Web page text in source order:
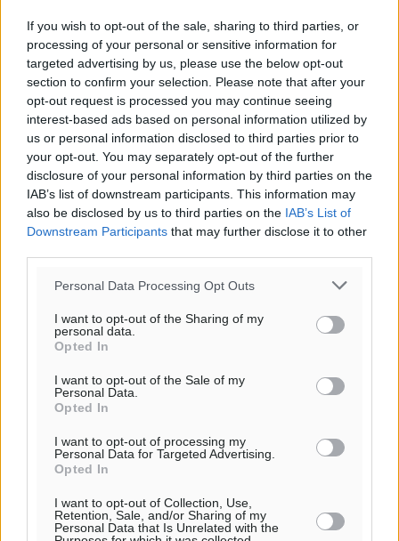
If you wish to opt-out of the sale, sharing to third parties, or
processing of your personal or sensitive information for
targeted advertising by us, please use the below opt-out
section to confirm your selection. Please note that after your
opt-out request is processed you may continue seeing
interest-based ads based on personal information utilized by
us or personal information disclosed to third parties prior to
your opt-out. You may separately opt-out of the further
disclosure of your personal information by third parties on the
IAB’s list of downstream participants. This information may
also be disclosed by us to third parties on the IAB’s List of
Downstream Participants that may further disclose it to other
Personal Data Processing Opt Outs
I want to opt-out of the Sharing of my
personal data.
Opted In
I want to opt-out of the Sale of my
Personal Data.
Opted In
I want to opt-out of processing my
Personal Data for Targeted Advertising.
Opted In
I want to opt-out of Collection, Use,
Retention, Sale, and/or Sharing of my
Personal Data that Is Unrelated with the
%
14km/h
Δ
30°/30°
06:18
20:06
πρόγνωση:
33°
ΚΥ
30°